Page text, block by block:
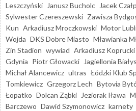
Leszczyński
Janusz Bucholc Jacek
Sylwester Czereszewski Zawisza
Kun Arkadiusz Mroczkowski Motor
Wojda DKS Dobre Miasto Mławianka
Zin Stadion wywiad Arkadiusz Koprucki
Gdynia Piotr Głowacki Jagiellonia
Michał Alancewicz ultras Łódzki Klub
Tomkiewicz Grzegorz Lech Bytovia
Łopatko Dolcan Ząbki Jeziorak Iława
Barczewo Dawid Szymonowicz karnety